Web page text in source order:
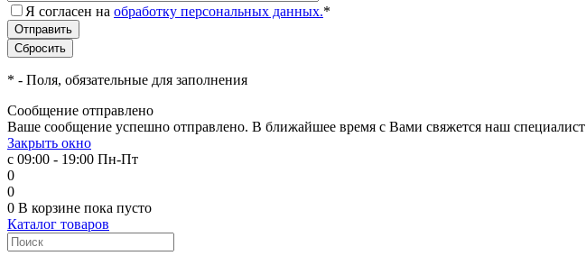
Я согласен на обработку персональных данных.*
* - Поля, обязательные для заполнения
Сообщение отправлено
Ваше сообщение успешно отправлено. В ближайшее время с Вами свяжется наш специалист
Закрыть окно
с 09:00 - 19:00 Пн-Пт
0
0
0 В корзине пока пусто
Каталог товаров